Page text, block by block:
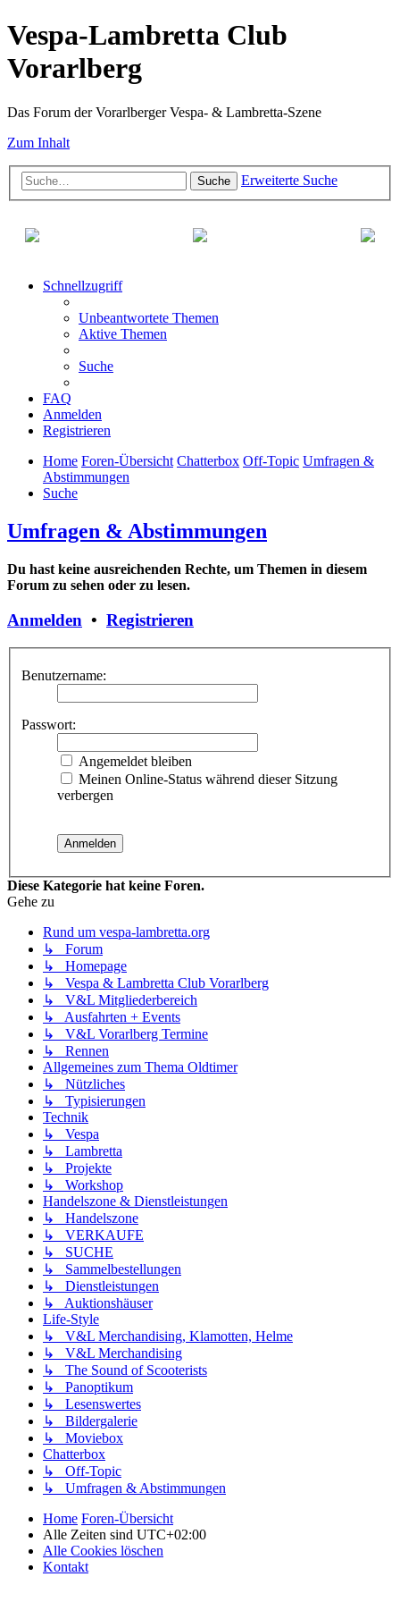
Vespa-Lambretta Club
Vorarlberg
Das Forum der Vorarlberger Vespa- & Lambretta-Szene
Zum Inhalt
Suche Erweiterte Suche
Schnellzugriff
Unbeantwortete Themen
Aktive Themen
Suche
FAQ
Anmelden
Registrieren
Home Foren-Übersicht Chatterbox Off-Topic Umfragen &
Abstimmungen
Suche
Umfragen & Abstimmungen
Du hast keine ausreichenden Rechte, um Themen in diesem
Forum zu sehen oder zu lesen.
Anmelden • Registrieren
Benutzername:
Passwort:
Angemeldet bleiben
Meinen Online-Status während dieser Sitzung
verbergen
Diese Kategorie hat keine Foren.
Gehe zu
Rund um vespa-lambretta.org
↳ Forum
↳ Homepage
↳ Vespa & Lambretta Club Vorarlberg
↳ V&L Mitgliederbereich
↳ Ausfahrten + Events
↳ V&L Vorarlberg Termine
↳ Rennen
Allgemeines zum Thema Oldtimer
↳ Nützliches
↳ Typisierungen
Technik
↳ Vespa
↳ Lambretta
↳ Projekte
↳ Workshop
Handelszone & Dienstleistungen
↳ Handelszone
↳ VERKAUFE
↳ SUCHE
↳ Sammelbestellungen
↳ Dienstleistungen
↳ Auktionshäuser
Life-Style
↳ V&L Merchandising, Klamotten, Helme
↳ V&L Merchandising
↳ The Sound of Scooterists
↳ Panoptikum
↳ Lesenswertes
↳ Bildergalerie
↳ Moviebox
Chatterbox
↳ Off-Topic
↳ Umfragen & Abstimmungen
Home Foren-Übersicht
Alle Zeiten sind UTC+02:00
Alle Cookies löschen
Kontakt